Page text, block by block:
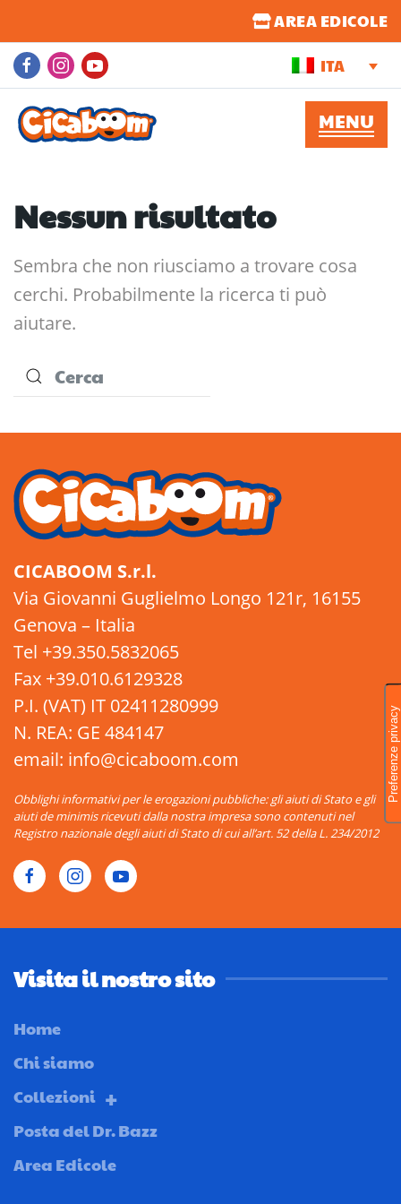
AREA EDICOLE
ITA
Nessun risultato
Sembra che non riusciamo a trovare cosa
cerchi. Probabilmente la ricerca ti può
aiutare.
CICABOOM S.r.l.
Via Giovanni Guglielmo Longo 121r, 16155
Genova – Italia
Tel +39.350.5832065
Fax +39.010.6129328
P.I. (VAT) IT 02411280999
N. REA: GE 484147
email: info@cicaboom.com
Obblighi informativi per le erogazioni pubbliche: gli aiuti di Stato e gli
aiuti de minimis ricevuti dalla nostra impresa sono contenuti nel
Registro nazionale degli aiuti di Stato di cui all’art. 52 della L. 234/2012
Visita il nostro sito
Home
Chi siamo
Collezioni
Posta del Dr. Bazz
Area Edicole